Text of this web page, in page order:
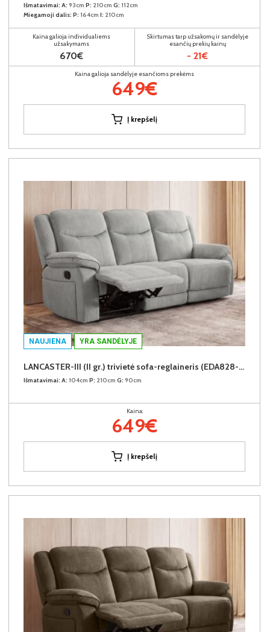
Išmatavimai: A: 93cm P: 210cm G: 112cm
Miegamoji dalis: P: 164cm I: 210cm
Kaina galioja individualiems
užsakymams
670€
Skirtumas tarp užsakomų ir sandėlyje
esančių prekių kainų
- 21€
Kaina galioja sandėlyje esančioms prekėms
649€
Į krepšelį
NAUJIENA YRA SANDĖLYJE
LANCASTER-III (II gr.) trivietė sofa-reglaineris (EDA828-10 Pilkas)
Išmatavimai: A: 104cm P: 210cm G: 90cm
Kaina:
649€
Į krepšelį